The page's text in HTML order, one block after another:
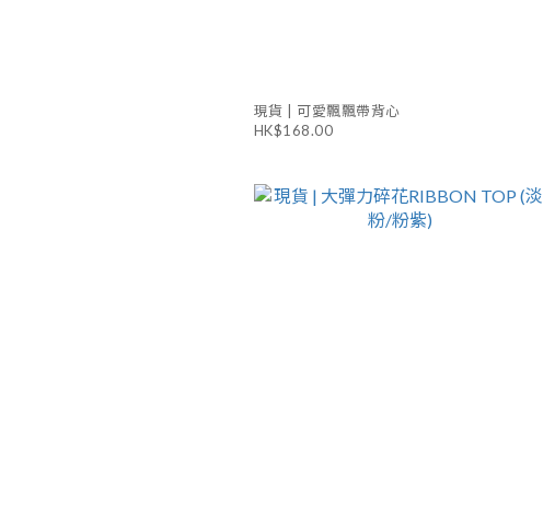
現貨 | 可愛飄飄帶背心
HK$168.00